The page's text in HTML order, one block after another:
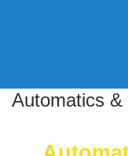
Automatics